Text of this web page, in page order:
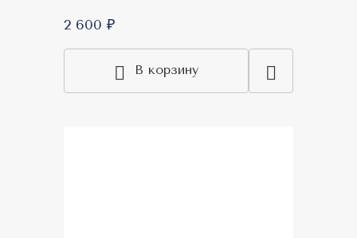
2 600 ₽
В корзину